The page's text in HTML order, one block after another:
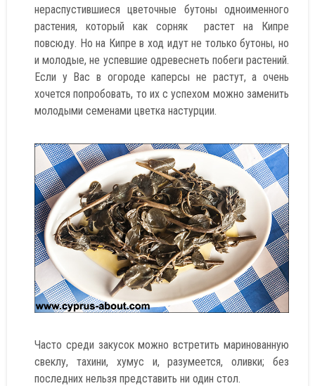
нераспустившиеся цветочные бутоны одноименного
растения, который как сорняк растет на Кипре
повсюду. Но на Кипре в ход идут не только бутоны, но
и молодые, не успевшие одревеснеть побеги растений.
Если у Вас в огороде каперсы не растут, а очень
хочется попробовать, то их с успехом можно заменить
молодыми семенами цветка настурции.
Часто среди закусок можно встретить маринованную
свеклу, тахини, хумус и, разумеется, оливки; без
последних нельзя представить ни один стол.